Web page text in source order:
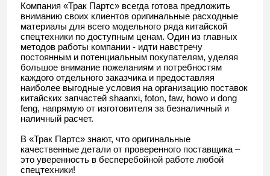
Компания «Трак Партс» всегда готова предложить
вниманию своих клиентов оригинальные расходные
материалы для всего модельного ряда китайской
спецтехники по доступным ценам. Один из главных
методов работы компании - идти навстречу
постоянным и потенциальным покупателям, уделяя
большое внимание пожеланиям и потребностям
каждого отдельного заказчика и предоставляя
наиболее выгодные условия на организацию поставок
китайских запчастей shaanxi, foton, faw, howo и dong
feng, напрямую от изготовителя за безналичный и
наличный расчет.
В «Трак Партс» знают, что оригинальные
качественные детали от проверенного поставщика –
это уверенность в бесперебойной работе любой
спецтехники!